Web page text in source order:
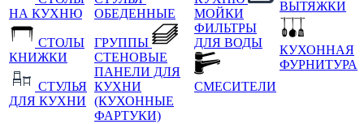
НА КУХНЮ
СТОЛЫ
КНИЖКИ
СТУЛЬЯ
ДЛЯ КУХНИ
ОБЕДЕННЫЕ
ГРУППЫ
СТЕНОВЫЕ
ПАНЕЛИ ДЛЯ
КУХНИ
(КУХОННЫЕ
ФАРТУКИ)
МОЙКИ
ФИЛЬТРЫ
ДЛЯ ВОДЫ
СМЕСИТЕЛИ
ВЫТЯЖКИ
КУХОННАЯ
ФУРНИТУРА